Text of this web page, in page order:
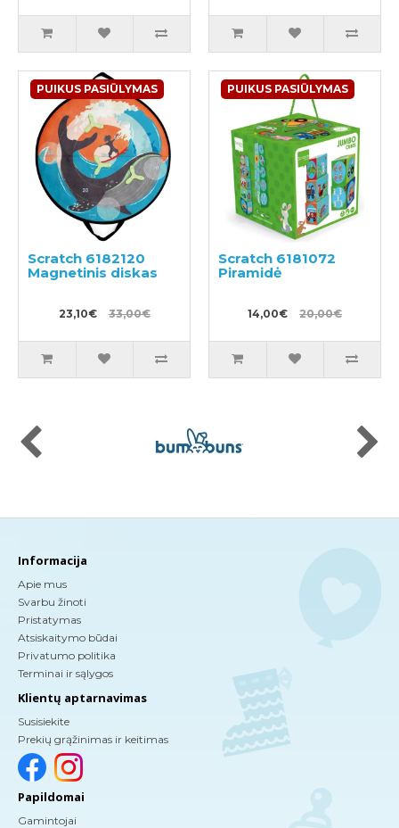
PUIKUS PASIŪLYMAS
Scratch 6182120
Magnetinis diskas
23,10€ 33,00€
PUIKUS PASIŪLYMAS
Scratch 6181072
Piramidė
14,00€ 20,00€
Informacija
Apie mus
Svarbu žinoti
Pristatymas
Atsiskaitymo būdai
Privatumo politika
Terminai ir sąlygos
Klientų aptarnavimas
Susisiekite
Prekių grąžinimas ir keitimas
Papildomai
Gamintojai